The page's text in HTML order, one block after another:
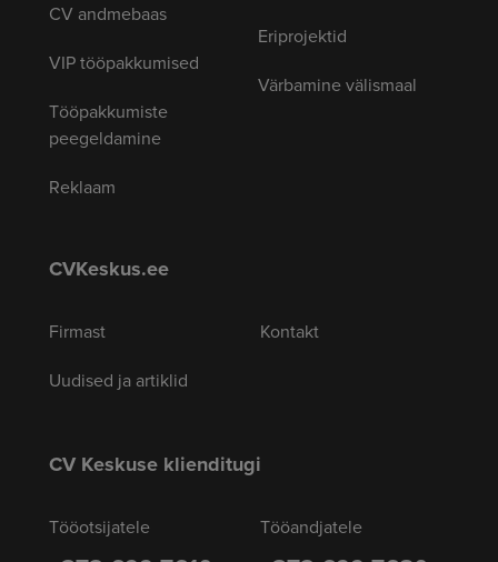
CV andmebaas
VIP tööpakkumised
Tööpakkumiste
peegeldamine
Reklaam
Eriprojektid
Värbamine välismaal
CVKeskus.ee
Firmast
Uudised ja artiklid
Kontakt
CV Keskuse klienditugi
Tööotsijatele Tööandjatele